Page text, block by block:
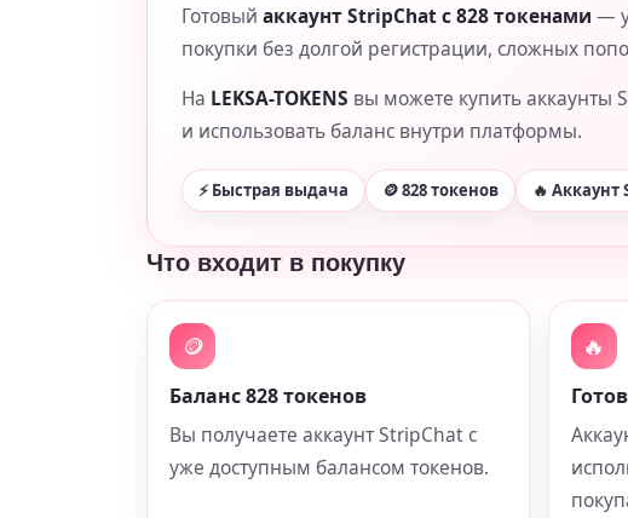
Готовый аккаунт StripChat с 828 токенами —
покупки без долгой регистрации, сложных
На LEKSA-TOKENS вы можете купить аккаунты
и использовать баланс внутри платформы.
⚡ Быстрая выдача 🪙 828 токенов 🔥 Аккаунт
Что входит в покупку
🪙
Баланс 828 токенов
Вы получаете аккаунт StripChat с
уже доступным балансом токенов.
🔥